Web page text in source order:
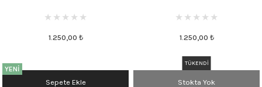
1.250,00 ₺ 1.250,00 ₺
YENİ
Sepete Ekle
TÜKENDİ
Stokta Yok